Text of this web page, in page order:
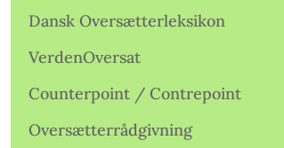
Dansk Oversætterleksikon
VerdenOversat
Counterpoint / Contrepoint
Oversætterrådgivning